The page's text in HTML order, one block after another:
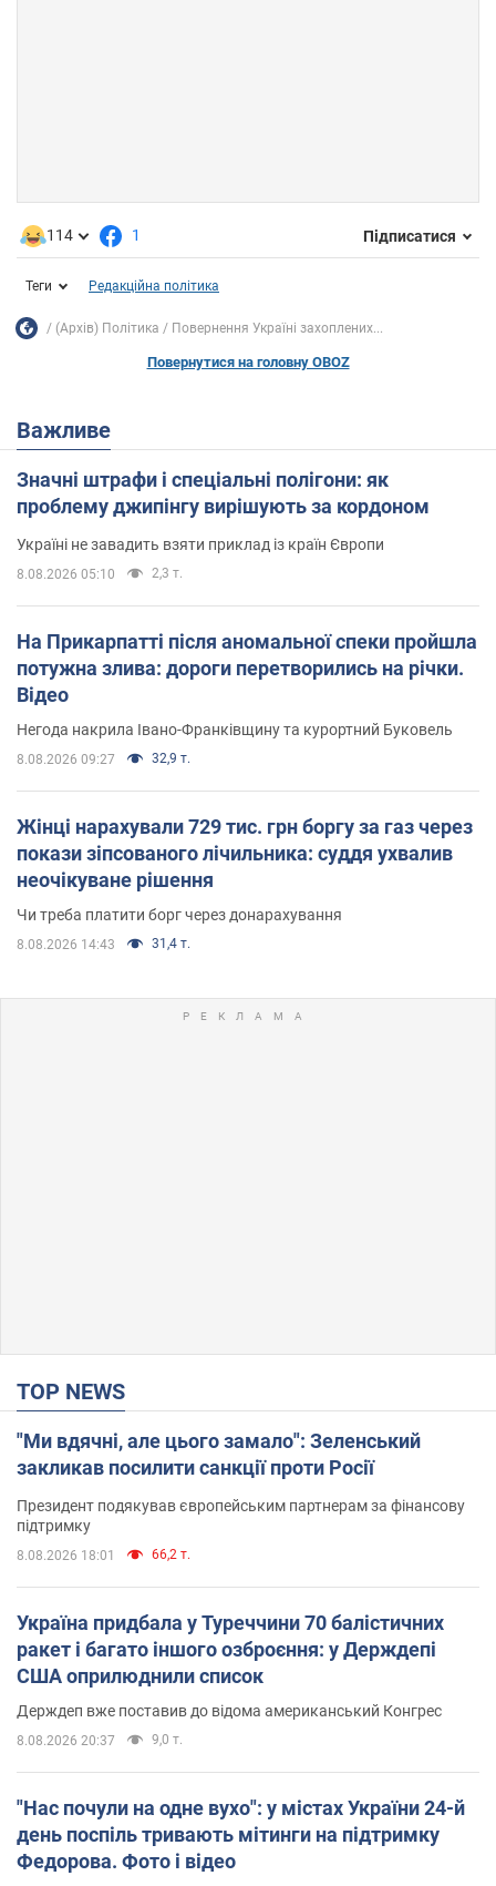
114 1 Підписатися
Теги Редакційна політика
(Архів) Політика Повернення Україні захоплених...
Повернутися на головну OBOZ
Важливе
Значні штрафи і спеціальні полігони: як
проблему джипінгу вирішують за кордоном
Україні не завадить взяти приклад із країн Європи
8.08.2026 05:10 2,3 т.
На Прикарпатті після аномальної спеки пройшла
потужна злива: дороги перетворились на річки.
Відео
Негода накрила Івано-Франківщину та курортний Буковель
8.08.2026 09:27 32,9 т.
Жінці нарахували 729 тис. грн боргу за газ через
покази зіпсованого лічильника: суддя ухвалив
неочікуване рішення
Чи треба платити борг через донарахування
8.08.2026 14:43 31,4 т.
TOP NEWS
"Ми вдячні, але цього замало": Зеленський
закликав посилити санкції проти Росії
Президент подякував європейським партнерам за фінансову
підтримку
8.08.2026 18:01 66,2 т.
Україна придбала у Туреччини 70 балістичних
ракет і багато іншого озброєння: у Держдепі
США оприлюднили список
Держдеп вже поставив до відома американський Конгрес
8.08.2026 20:37 9,0 т.
"Нас почули на одне вухо": у містах України 24-й
день поспіль тривають мітинги на підтримку
Федорова. Фото і відео